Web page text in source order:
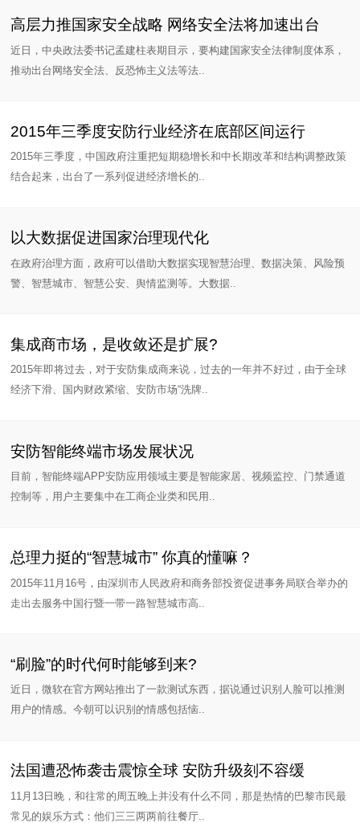
高层力推国家安全战略 网络安全法将加速出台
近日，中央政法委书记孟建柱表期目示，要构建国家安全法律制度体系，
推动出台网络安全法、反恐怖主义法等法..
2015年三季度安防行业经济在底部区间运行
2015年三季度，中国政府注重把短期稳增长和中长期改革和结构调整政策
结合起来，出台了一系列促进经济增长的..
以大数据促进国家治理现代化
在政府治理方面，政府可以借助大数据实现智慧治理、数据决策、风险预
警、智慧城市、智慧公安、舆情监测等。大数据..
集成商市场，是收敛还是扩展?
2015年即将过去，对于安防集成商来说，过去的一年并不好过，由于全球
经济下滑、国内财政紧缩、安防市场“洗牌..
安防智能终端市场发展状况
目前，智能终端APP安防应用领域主要是智能家居、视频监控、门禁通道
控制等，用户主要集中在工商企业类和民用..
总理力挺的“智慧城市” 你真的懂嘛？
2015年11月16号，由深圳市人民政府和商务部投资促进事务局联合举办的
走出去服务中国行暨一带一路智慧城市高..
“刷脸”的时代何时能够到来?
近日，微软在官方网站推出了一款测试东西，据说通过识别人脸可以推测
用户的情感。今朝可以识别的情感包括恼..
法国遭恐怖袭击震惊全球 安防升级刻不容缓
11月13日晚，和往常的周五晚上并没有什么不同，那是热情的巴黎市民最
常见的娱乐方式：他们三三两两前往餐厅..